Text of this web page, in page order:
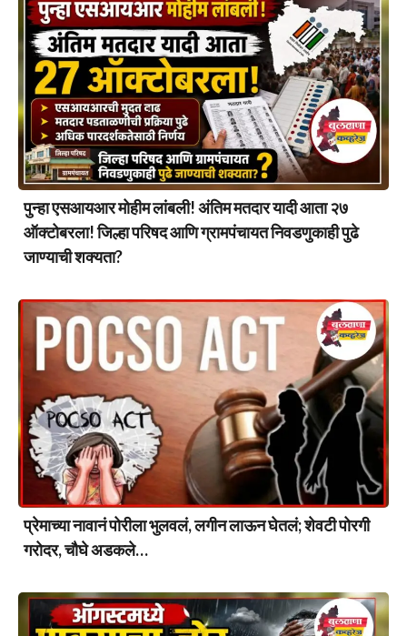
पुन्हा एसआयआर मोहीम लांबली! अंतिम मतदार यादी आता २७
ऑक्टोबरला! जिल्हा परिषद आणि ग्रामपंचायत निवडणुकाही पुढे
जाण्याची शक्यता?
प्रेमाच्या नावानं पोरीला भुलवलं, लगीन लाऊन घेतलं; शेवटी पोरगी
गरोदर, चौघे अडकले…